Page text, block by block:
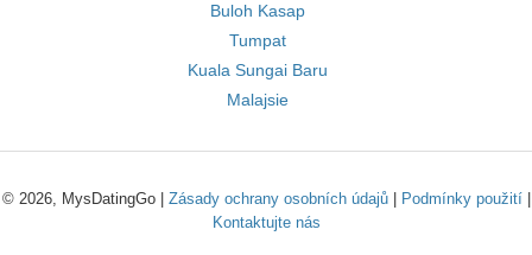
Buloh Kasap
Tumpat
Kuala Sungai Baru
Malajsie
© 2026, MysDatingGo | Zásady ochrany osobních údajů| Podmínky použití|
Kontaktujte nás